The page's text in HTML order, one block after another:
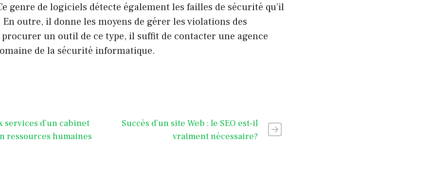
genre de logiciels détecte également les failles de sécurité qu’il
outre, il donne les moyens de gérer les violations des
procurer un outil de ce type, il suffit de contacter une agence
de la sécurité informatique.
services d’un cabinet
ressources humaines
Succès d’un site Web : le SEO est-il
vraiment nécessaire?